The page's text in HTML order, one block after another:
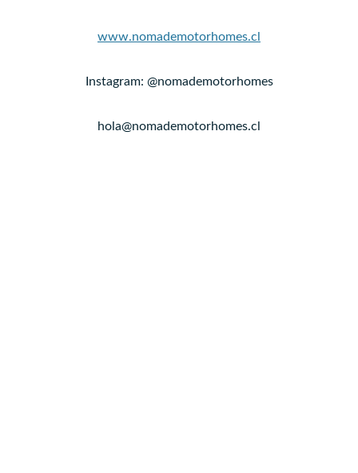
www.nomademotorhomes.cl
Instagram: @nomademotorhomes
hola@nomademotorhomes.cl